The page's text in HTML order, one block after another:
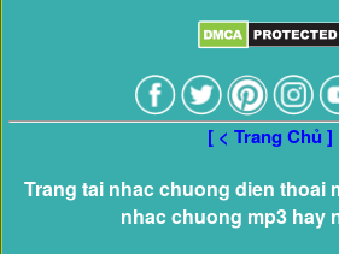
[ < Trang Chủ ]
Trang tai nhac chuong dien thoai
nhac chuong mp3 hay